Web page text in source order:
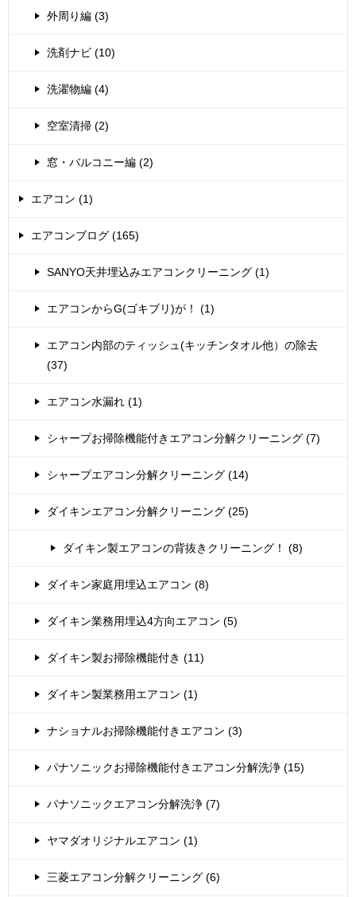
外周り編 (3)
洗剤ナビ (10)
洗濯物編 (4)
空室清掃 (2)
窓・バルコニー編 (2)
エアコン (1)
エアコンブログ (165)
SANYO天井埋込みエアコンクリーニング (1)
エアコンからG(ゴキブリ)が！ (1)
エアコン内部のティッシュ(キッチンタオル他）の除去
(37)
エアコン水漏れ (1)
シャープお掃除機能付きエアコン分解クリーニング (7)
シャープエアコン分解クリーニング (14)
ダイキンエアコン分解クリーニング (25)
ダイキン製エアコンの背抜きクリーニング！ (8)
ダイキン家庭用埋込エアコン (8)
ダイキン業務用埋込4方向エアコン (5)
ダイキン製お掃除機能付き (11)
ダイキン製業務用エアコン (1)
ナショナルお掃除機能付きエアコン (3)
パナソニックお掃除機能付きエアコン分解洗浄 (15)
パナソニックエアコン分解洗浄 (7)
ヤマダオリジナルエアコン (1)
三菱エアコン分解クリーニング (6)